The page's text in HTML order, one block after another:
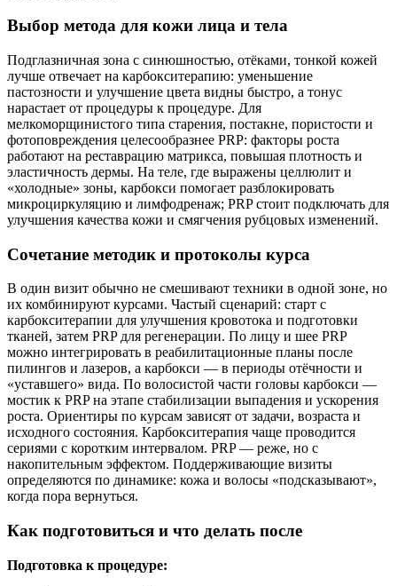
Выбор метода для кожи лица и тела
Подглазничная зона с синюшностью, отёками, тонкой кожей
лучше отвечает на карбокситерапию: уменьшение
пастозности и улучшение цвета видны быстро, а тонус
нарастает от процедуры к процедуре. Для
мелкоморщинистого типа старения, постакне, пористости и
фотоповреждения целесообразнее PRP: факторы роста
работают на реставрацию матрикса, повышая плотность и
эластичность дермы. На теле, где выражены целлюлит и
«холодные» зоны, карбокси помогает разблокировать
микроциркуляцию и лимфодренаж; PRP стоит подключать для
улучшения качества кожи и смягчения рубцовых изменений.
Сочетание методик и протоколы курса
В один визит обычно не смешивают техники в одной зоне, но
их комбинируют курсами. Частый сценарий: старт с
карбокситерапии для улучшения кровотока и подготовки
тканей, затем PRP для регенерации. По лицу и шее PRP
можно интегрировать в реабилитационные планы после
пилингов и лазеров, а карбокси — в периоды отёчности и
«уставшего» вида. По волосистой части головы карбокси —
мостик к PRP на этапе стабилизации выпадения и ускорения
роста. Ориентиры по курсам зависят от задачи, возраста и
исходного состояния. Карбокситерапия чаще проводится
сериями с коротким интервалом. PRP — реже, но с
накопительным эффектом. Поддерживающие визиты
определяются по динамике: кожа и волосы «подсказывают»,
когда пора вернуться.
Как подготовиться и что делать после
Подготовка к процедуре: